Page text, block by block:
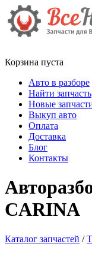
Корзина пуста
Авто в разборе
Найти запчасть
Новые
Выкуп авто
Оплата
Доставка
Блог
Контакты
CARINA
Каталог запчастей /